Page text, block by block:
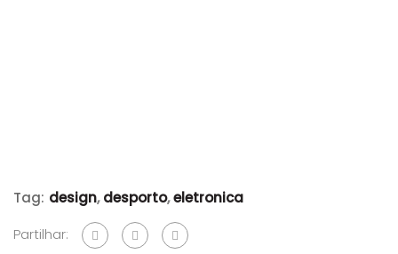
Tag: design,desporto,eletronica
Partilhar: